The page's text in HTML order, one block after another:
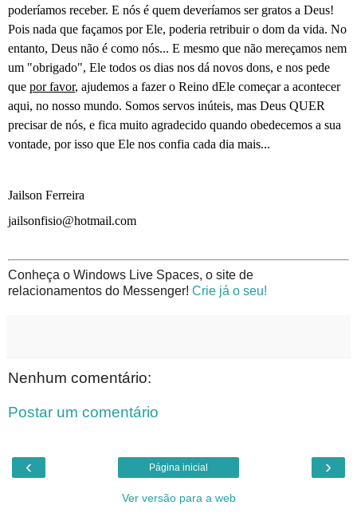
poderíamos receber. E nós é quem deveríamos ser gratos a Deus!
Pois nada que façamos por Ele, poderia retribuir o dom da vida. No
entanto, Deus não é como nós... E mesmo que não mereçamos nem
um "obrigado", Ele todos os dias nos dá novos dons, e nos pede
que por favor, ajudemos a fazer o Reino dEle começar a acontecer
aqui, no nosso mundo. Somos servos inúteis, mas Deus QUER
precisar de nós, e fica muito agradecido quando obedecemos a sua
vontade, por isso que Ele nos confia cada dia mais...
Jailson Ferreira
jailsonfisio@hotmail.com
Conheça o Windows Live Spaces, o site de
relacionamentos do Messenger! Crie já o seu!
Nenhum comentário:
Postar um comentário
‹ ›
Página inicial
Ver versão para a web